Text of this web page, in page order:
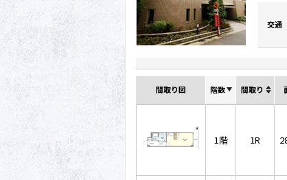
交通
間取り図 階数 間取り
1階 1R